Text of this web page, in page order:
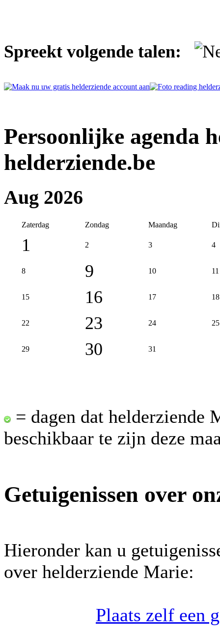
Spreekt volgende talen:
Persoonlijke agenda
helderziende.be
Aug 2026
Zaterdag Zondag Maandag
1 2 3 4
8 9 10 11
15 16 17 18
22 23 24 25
29 30 31
= dagen dat helderziende
beschikbaar te zijn deze
Getuigenissen over
Hieronder kan u
over helderziende Marie:
Plaats zelf een